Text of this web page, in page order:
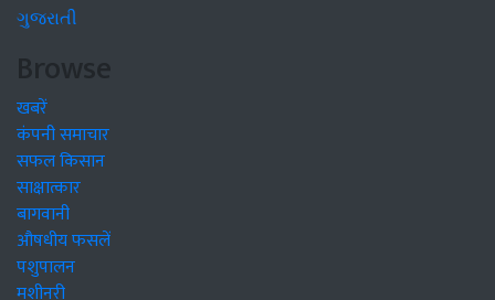
ગુજરાતી
Browse
खबरें
कंपनी समाचार
सफल किसान
साक्षात्कार
बागवानी
औषधीय फसलें
पशुपालन